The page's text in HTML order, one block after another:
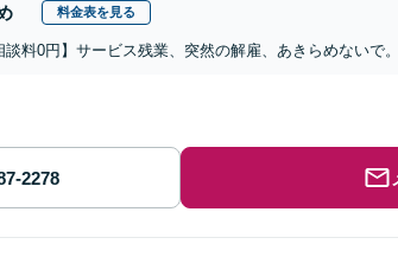
料金表を見る
談料0円】サービス残業、突然の解雇、あきらめないで